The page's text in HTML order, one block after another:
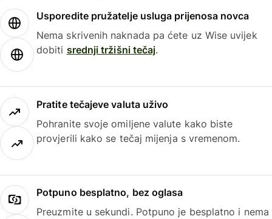
Usporedite pružatelje usluga prijenosa novca
Nema skrivenih naknada pa ćete uz Wise uvijek
dobiti srednji tržišni tečaj.
Pratite tečajeve valuta uživo
Pohranite svoje omiljene valute kako biste
provjerili kako se tečaj mijenja s vremenom.
Potpuno besplatno, bez oglasa
Preuzmite u sekundi. Potpuno je besplatno i nema